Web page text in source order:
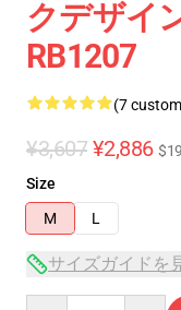
クデザイ
RB1207
(7
¥3,607 ¥2,886
Size
M
L
サイズガイドを